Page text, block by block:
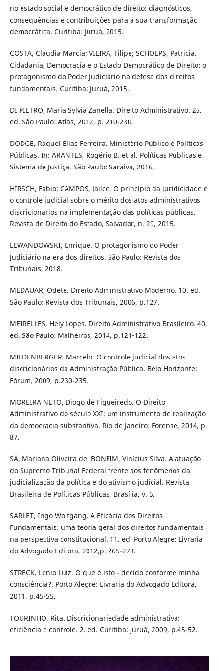
no estado social e democrático de direito: diagnósticos,
consequências e contribuições para a sua transformação
democrática. Curitiba: Juruá, 2015.
COSTA, Claudia Marcia; VIEIRA, Filipe; SCHOEPS, Patricia.
Cidadania, Democracia e o Estado Democrático de Direito: o
protagonismo do Poder Judiciário na defesa dos direitos
fundamentais. Curitiba: Juruá, 2015.
DI PIETRO, Maria Sylvia Zanella. Direito Administrativo. 25.
ed. São Paulo: Atlas, 2012, p. 210-230.
DODGE, Raquel Elias Ferreira. Ministério Público e Políticas
Públicas. In: ARANTES, Rogério B. et al. Políticas Públicas e
Sistema de Justiça. São Paulo: Saraiva, 2016.
HIRSCH, Fábio; CAMPOS, Jailce. O princípio da juridicidade e
o controle judicial sobre o mérito dos atos administrativos
discricionários na implementação das políticas públicas.
Revista de Direito do Estado, Salvador, n. 29, 2015.
LEWANDOWSKI, Enrique. O protagonismo do Poder
Judiciário na era dos direitos. São Paulo: Revista dos
Tribunais, 2018.
MEDAUAR, Odete. Direito Administrativo Moderno. 10. ed.
São Paulo: Revista dos Tribunais, 2006, p.127.
MEIRELLES, Hely Lopes. Direito Administrativo Brasileiro. 40.
ed. São Paulo: Malheiros, 2014, p.121-122.
MILDENBERGER, Marcelo. O controle judicial dos atos
discricionários da Administração Pública. Belo Horizonte:
Fórum, 2009, p.230-235.
MOREIRA NETO, Diogo de Figueiredo. O Direito
Administrativo do século XXI: um instrumento de realização
da democracia substantiva. Rio de Janeiro: Forense, 2014, p.
87.
SÁ, Mariana Oliveira de; BONFIM, Vinícius Silva. A atuação
do Supremo Tribunal Federal frente aos fenômenos da
judicialização da política e do ativismo judicial. Revista
Brasileira de Políticas Públicas, Brasília, v. 5.
SARLET, Ingo Wolfgang. A Eficácia dos Direitos
Fundamentais: uma teoria geral dos direitos fundamentais
na perspectiva constitucional. 11. ed. Porto Alegre: Livraria
do Advogado Editora, 2012,p. 265-278.
STRECK, Lenio Luiz. O que é isto - decido conforme minha
consciência?. Porto Alegre: Livraria do Advogado Editora,
2011, p.45-55.
TOURINHO, Rita. Discricionariedade administrativa:
eficiência e controle. 2. ed. Curitiba: Juruá, 2009, p.45-52.